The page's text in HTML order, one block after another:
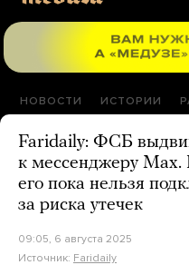
НОВОСТИ ИСТОРИИ
Faridaily: ФСБ
к мессенджеру
его пока нельзя
за риска утечек
09:05, 6 августа 2025
Источник: Faridaily